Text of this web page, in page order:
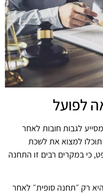
לפועל
לגבות חובות לאחר
למצוא את לשכת
כי במקרים רבים זו התחנה
רק ״תחנה סופית״ לאחר